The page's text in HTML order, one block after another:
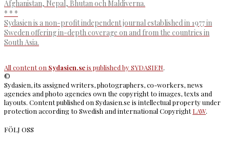
Afghanistan, Nepal, Bhutan och Maldiverna.
* * *
Sydasien is a non-profit independent journal established in 1977 in
Sweden offering in-depth coverage on and from the countries in
South Asia.
All content on Sydasien.seis published bySYDASIEN.
©
Sydasien, its assigned writers, photographers, co-workers, news
agencies and photo agencies own the copyright to images, texts and
layouts. Content published on Sydasien.se is intellectual property under
protection according to Swedish and international CopyrightLAW.
FÖLJ OSS